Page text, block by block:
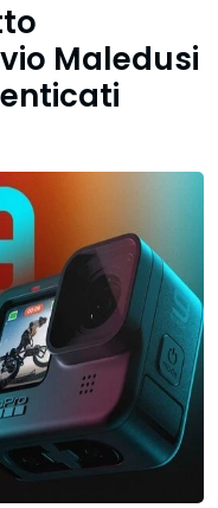
Maledusi